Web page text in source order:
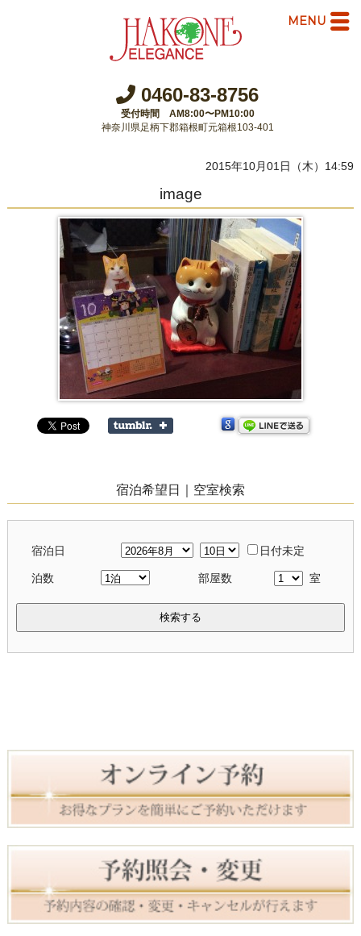
0460-83-8756
受付時間 AM8:00〜PM10:00
神奈川県足柄下郡箱根町元箱根103-401
2015年10月01日（木）14:59
image
宿泊希望日｜空室検索
宿泊日 日付未定
泊数 部屋数 室
検索する
MENU